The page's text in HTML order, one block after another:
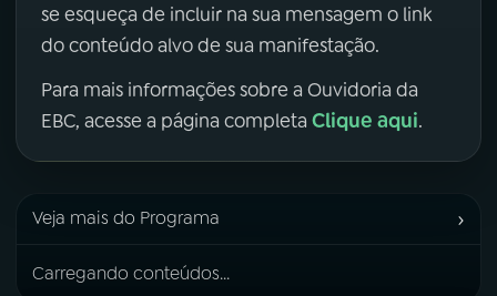
se esqueça de incluir na sua mensagem o link
do conteúdo alvo de sua manifestação.
Para mais informações sobre a Ouvidoria da
EBC, acesse a página completa Clique aqui.
Veja mais do Programa ›
Carregando conteúdos...